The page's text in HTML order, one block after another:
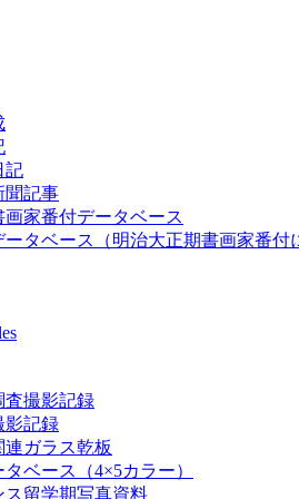
記
聞記事
画家番付データベース
ータベース（明治大正期書画家番付
査撮影記録
影記録
ガラス乾板
ベース（4×5カラー）
ス留学期写真資料